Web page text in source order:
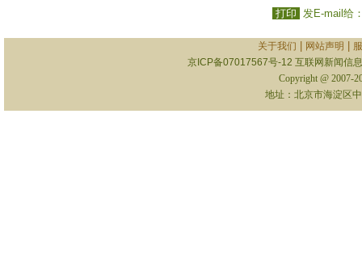
打印 发E-mail给
关于我们 网站声明
京ICP备07017567号-12 互联网新闻信
Copyright @ 2007-
地址：北京市海淀区